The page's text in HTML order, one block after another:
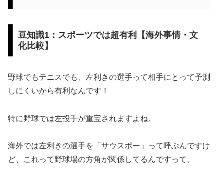
豆知識1：スポーツでは超有利【海外事情・文
化比較】
野球でもテニスでも、左利きの選手って相手にとって予測
しにくいから有利なんです！
特に野球では左投手が重宝されますよね。
海外では左利きの選手を「サウスポー」って呼ぶんですけ
ど、これって野球場の方角が関係してるんですって。